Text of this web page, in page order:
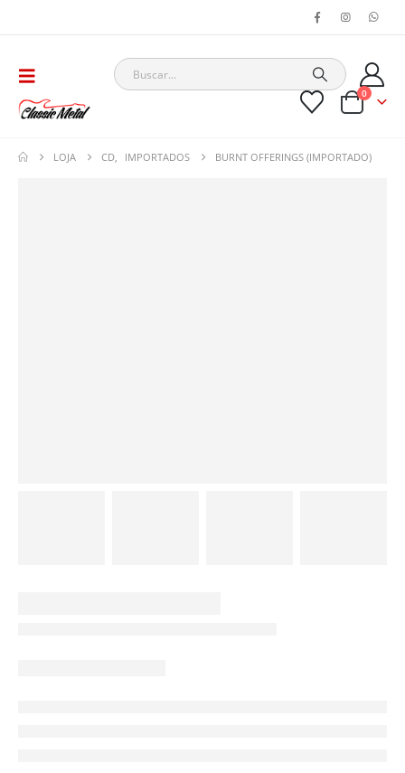
0
LOJA CD IMPORTADOS BURNT OFFERINGS (IMPORTADO)